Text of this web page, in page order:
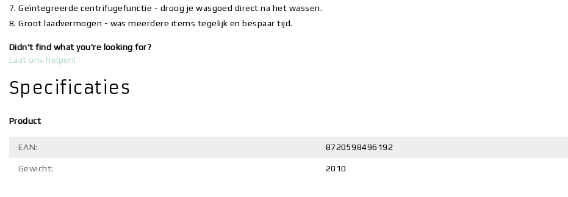
7. Geïntegreerde centrifugefunctie - droog je wasgoed direct na het wassen.
8. Groot laadvermogen - was meerdere items tegelijk en bespaar tijd.
Didn't find what you're looking for?
Laat ons helpen!
Specificaties
Product
EAN: 8720598496192
Gewicht: 2010